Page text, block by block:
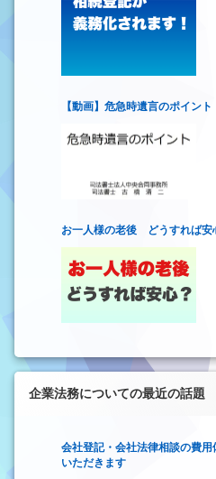
【動画】危急時遺言のポイント
お一人様の老後 どうすれば安
企業法務についての最近の話題
会社登記・会社法律相談の費
いただきます